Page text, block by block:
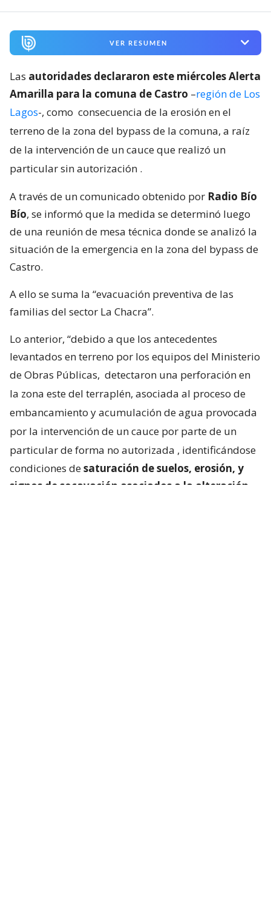
VER RESUMEN
Las autoridades declararon este miércoles Alerta
Amarilla para la comuna de Castro –región de Los
Lagos-, como consecuencia de la erosión en el
terreno de la zona del bypass de la comuna, a raíz
de la intervención de un cauce que realizó un
particular sin autorización .
A través de un comunicado obtenido por Radio Bío
Bío, se informó que la medida se determinó luego
de una reunión de mesa técnica donde se analizó la
situación de la emergencia en la zona del bypass de
Castro.
A ello se suma la “evacuación preventiva de las
familias del sector La Chacra”.
Lo anterior, “debido a que los antecedentes
levantados en terreno por los equipos del Ministerio
de Obras Públicas, detectaron una perforación en
la zona este del terraplén, asociada al proceso de
embancamiento y acumulación de agua provocada
por la intervención de un cauce por parte de un
particular de forma no autorizada , identificándose
condiciones desaturación de suelos, erosión, y
signos de socavación asociados a la alteración